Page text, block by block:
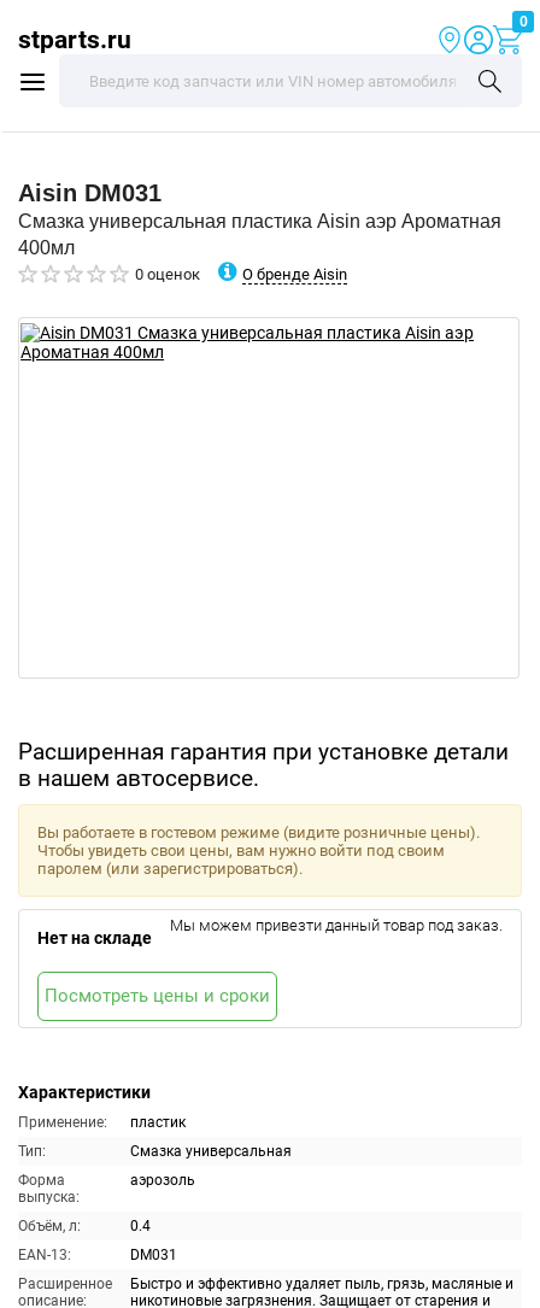
stparts.ru
0
Aisin DM031
Смазка универсальная пластика Aisin аэр Ароматная
400мл
0 оценок О бренде Aisin
Расширенная гарантия при установке детали
в нашем автосервисе.
Характеристики
Применение:
пластик
Тип:
Смазка универсальная
Форма
выпуска:
аэрозоль
Объём, л:
0.4
EAN-13:
DM031
Расширенное
описание:
Быстро и эффективно удаляет пыль, грязь, масляные и
никотиновые загрязнения. Защищает от старения и
Вы работаете в гостевом режиме (видите розничные цены).
Чтобы увидеть свои цены, вам нужно войти под своим
паролем (или зарегистрироваться).
Нет на складе
Мы можем привезти данный товар под заказ.
Посмотреть цены и сроки